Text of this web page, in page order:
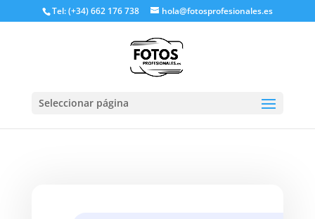
Tel: (+34) 662 176 738 hola@fotosprofesionales.es
Seleccionar página